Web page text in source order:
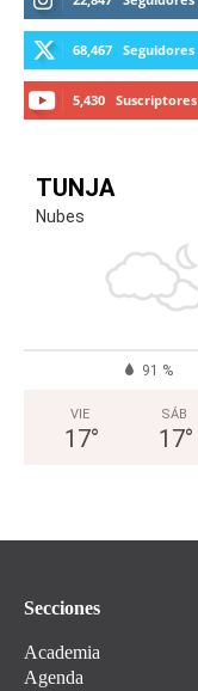
68,467 Seguidores
5,430 Suscriptores
TUNJA
Nubes
91 %
VIE
17°
SÁB
17°
Secciones
Academia
Agenda